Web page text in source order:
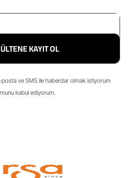
KAYIT OL
ve SMS ile haberdar olmak istiyorum
kabul ediyorum.